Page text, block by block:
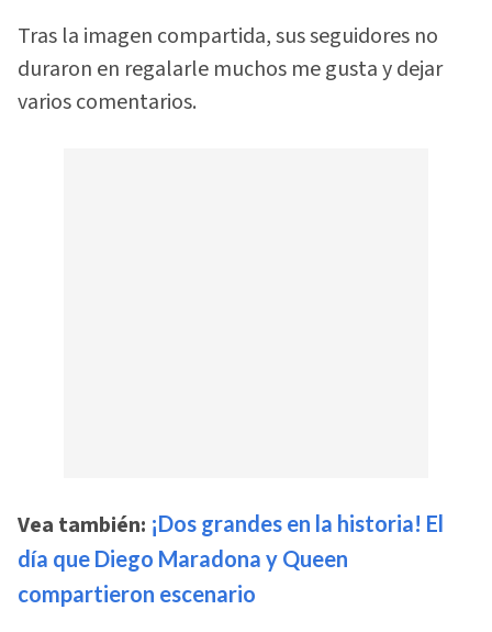
Tras la imagen compartida, sus seguidores no
duraron en regalarle muchos me gusta y dejar
varios comentarios.
Vea también: ¡Dos grandes en la historia! El
día que Diego Maradona y Queen
compartieron escenario